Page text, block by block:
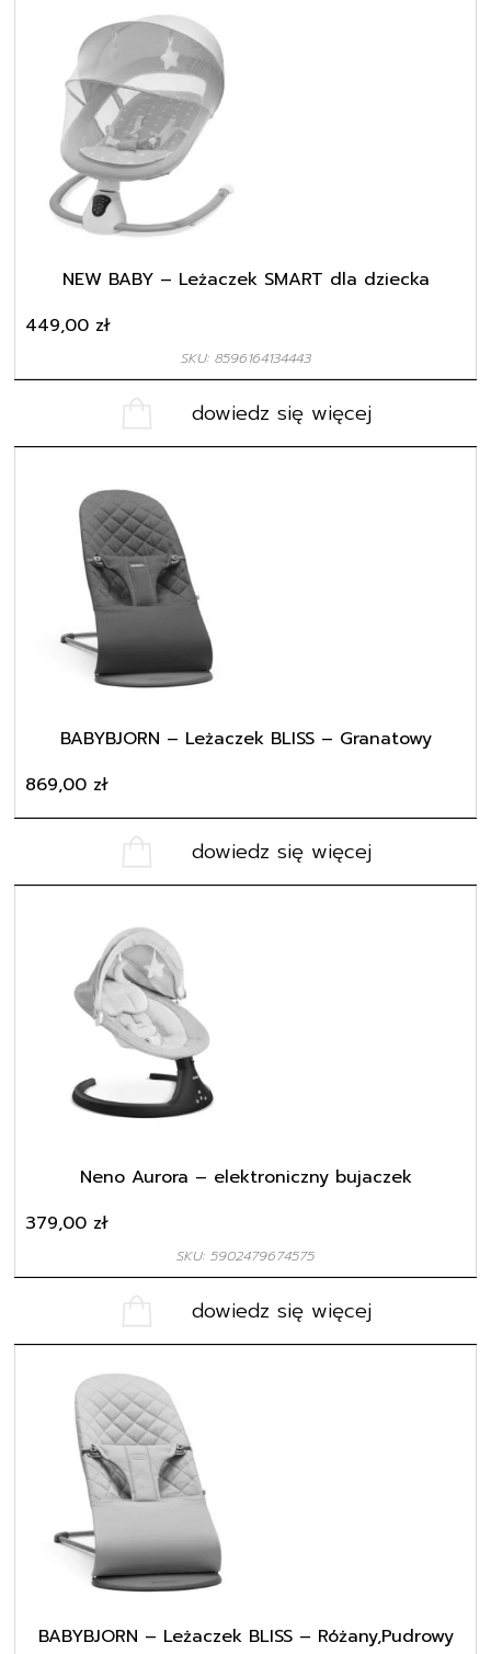
NEW BABY – Leżaczek SMART dla dziecka
SKU: 8596164134443
449,00 zł
dowiedz się więcej
BABYBJORN – Leżaczek BLISS – Granatowy
869,00 zł
dowiedz się więcej
Neno Aurora – elektroniczny bujaczek
SKU: 5902479674575
379,00 zł
dowiedz się więcej
BABYBJORN – Leżaczek BLISS – Różany,Pudrowy